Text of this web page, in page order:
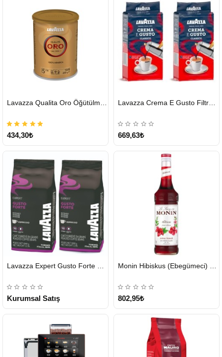
GÖNDERİ
434,30₺
GÖNDERİ
Lavazza Crema E Gusto Filtre Kahve 250 G X 2
669,63₺
GÖNDERİ
Kurumsal Satış
GÖNDERİ
802,95₺